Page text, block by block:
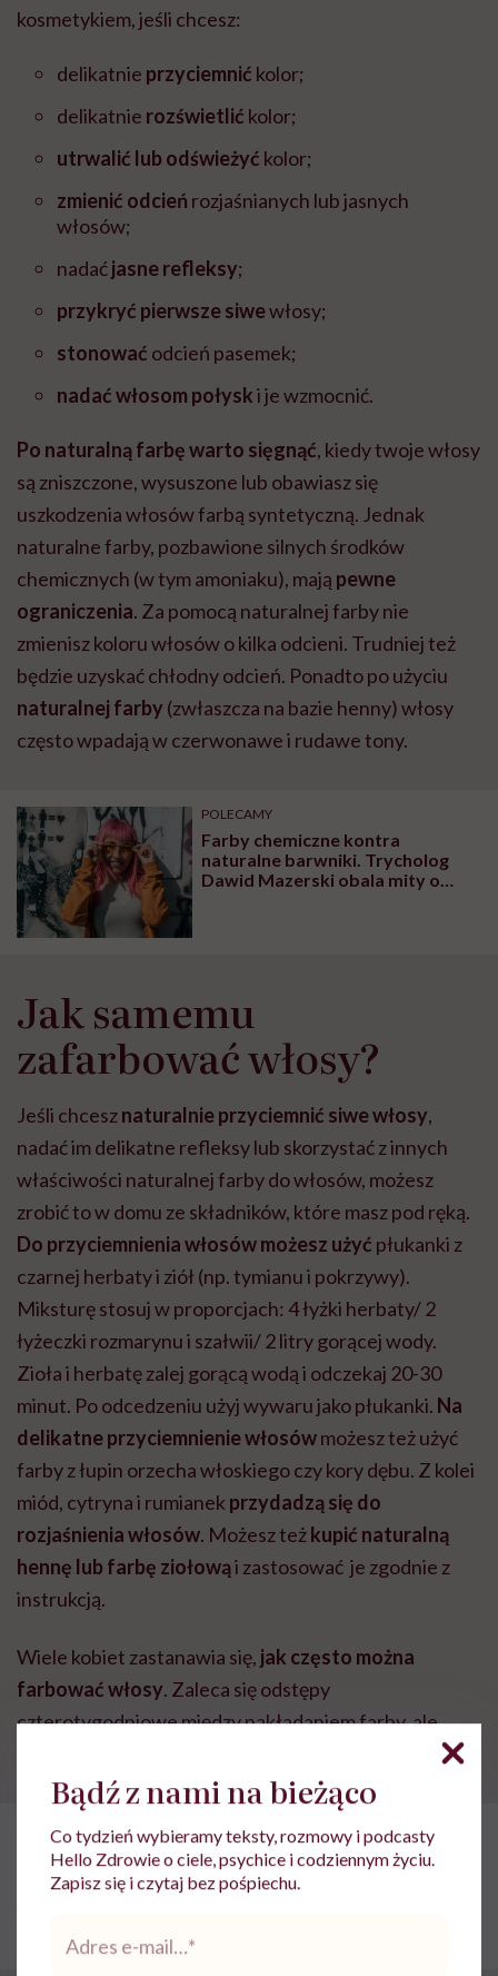
kosmetykiem, jeśli chcesz:
delikatnie przyciemnić kolor;
delikatnie rozświetlić kolor;
utrwalić lub odświeżyć kolor;
zmienić odcień rozjaśnianych lub jasnych
włosów;
nadaćjasne refleksy;
przykryć pierwsze siwewłosy;
stonować odcień pasemek;
nadać włosom połyski je wzmocnić.
Po naturalną farbę warto sięgnąć, kiedy twoje włosy
są zniszczone, wysuszone lub obawiasz się
uszkodzenia włosów farbą syntetyczną. Jednak
naturalne farby, pozbawione silnych środków
chemicznych (w tym amoniaku), mają pewne
ograniczenia. Za pomocą naturalnej farby nie
zmienisz koloru włosów o kilka odcieni. Trudniej też
będzie uzyskać chłodny odcień. Ponadto po użyciu
naturalnej farby (zwłaszcza na bazie henny) włosy
często wpadają w czerwonawe i rudawe tony.
POLECAMY
Farby chemiczne kontra
naturalne barwniki. Trycholog
Dawid Mazerski obala mity o
Jak samemu
zafarbować włosy?
Jeśli chcesznaturalnie przyciemnić siwe włosy,
nadać im delikatne refleksy lub skorzystać z innych
właściwości naturalnej farby do włosów, możesz
zrobić to w domu ze składników, które masz pod ręką.
Do przyciemnienia włosów możesz użyć płukanki z
czarnej herbaty i ziół (np. tymianu i pokrzywy).
Miksturę stosuj w proporcjach: 4 łyżki herbaty/ 2
łyżeczki rozmarynu i szałwii/ 2 litry gorącej wody.
Zioła i herbatę zalej gorącą wodą i odczekaj 20-30
minut. Po odcedzeniu użyj wywaru jako płukanki. Na
delikatne przyciemnienie włosówmożesz też użyć
farby z łupin orzecha włoskiego czy kory dębu. Z kolei
miód, cytryna i rumianek przydadzą się do
rozjaśnienia włosów. Możesz teżkupić naturalną
hennę lub farbę ziołowąi zastosować je zgodnie z
instrukcją.
Wiele kobiet zastanawia się, jak często można
farbować włosy. Zaleca się odstępy
czterotygodniowe między nakładaniem farby, ale
POLECAMY
Szamponetka – jak farbować nią
włosy i czy jest szkodliwa
Bądź z nami na bieżąco
Co tydzień wybieramy teksty, rozmowy i podcasty
Hello Zdrowie o ciele, psychice i codziennym życiu.
Zapisz się i czytaj bez pośpiechu.
mail*